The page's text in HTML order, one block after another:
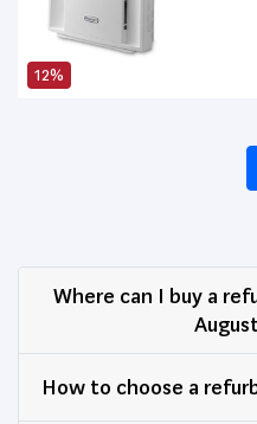
12%
Where can I buy a
How to choose a